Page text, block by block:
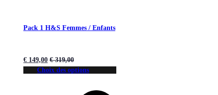
Pack 1 H&S Femmes / Enfants
€ 149,00 €319,00
Choix des options